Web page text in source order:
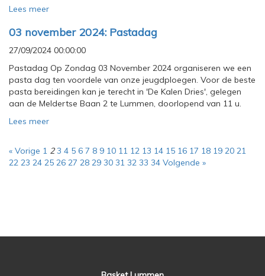
Lees meer
03 november 2024: Pastadag
27/09/2024 00:00:00
Pastadag Op Zondag 03 November 2024 organiseren we een
pasta dag ten voordele van onze jeugdploegen. Voor de beste
pasta bereidingen kan je terecht in 'De Kalen Dries', gelegen
aan de Meldertse Baan 2 te Lummen, doorlopend van 11 u.
Lees meer
« Vorige 1 2 3 4 5 6 7 8 9 10 11 12 13 14 15 16 17 18 19 20 21
22 23 24 25 26 27 28 29 30 31 32 33 34 Volgende »